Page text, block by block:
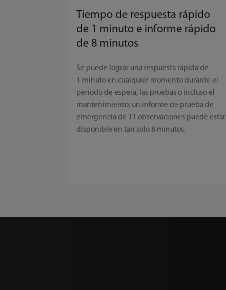
Tiempo de respuesta rápido
de 1 minuto e informe rápido
de 8 minutos
Se puede lograr una respuesta rápida de
1 minuto en cualquier momento durante el
período de espera, las pruebas o incluso el
mantenimiento; un informe de prueba de
emergencia de 11 observaciones puede estar
disponible en tan solo 8 minutos.